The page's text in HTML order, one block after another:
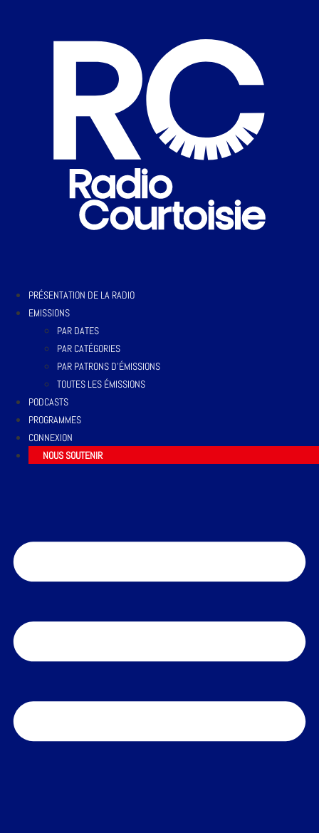
PRÉSENTATION DE LA RADIO
EMISSIONS
PAR DATES
PAR CATÉGORIES
PAR PATRONS D’ÉMISSIONS
TOUTES LES ÉMISSIONS
PODCASTS
PROGRAMMES
CONNEXION
NOUS SOUTENIR